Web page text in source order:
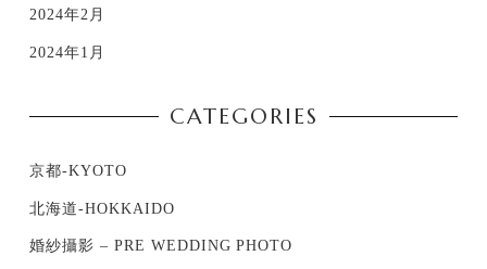
2024年2月
2024年1月
CATEGORIES
京都-KYOTO
北海道-HOKKAIDO
婚紗攝影 – PRE WEDDING PHOTO